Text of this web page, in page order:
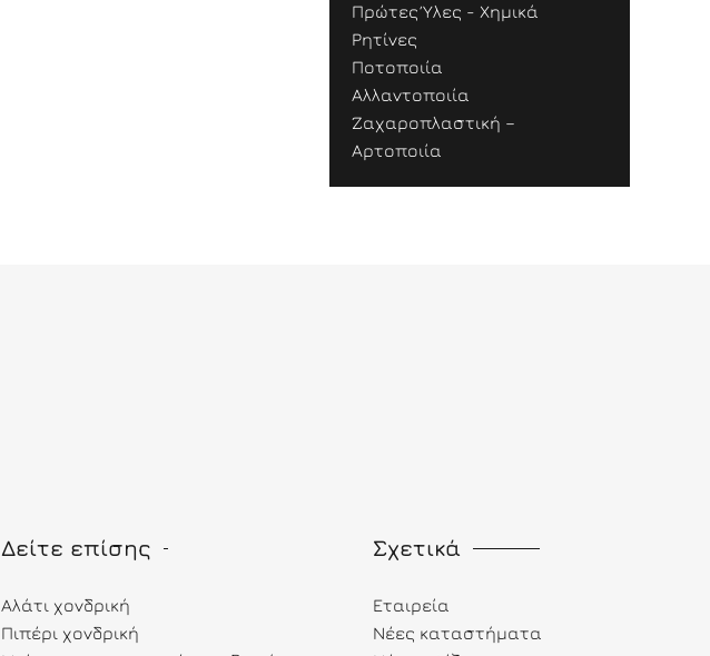
Πρώτες Ύλες - Χημικά
Ρητίνες
Ποτοποιία
Αλλαντοποιία
Ζαχαροπλαστική –
Αρτοποιία
Δείτε επίσης
Αλάτι χονδρική
Πιπέρι χονδρική
Σχετικά
Εταιρεία
Νέες καταστήματα